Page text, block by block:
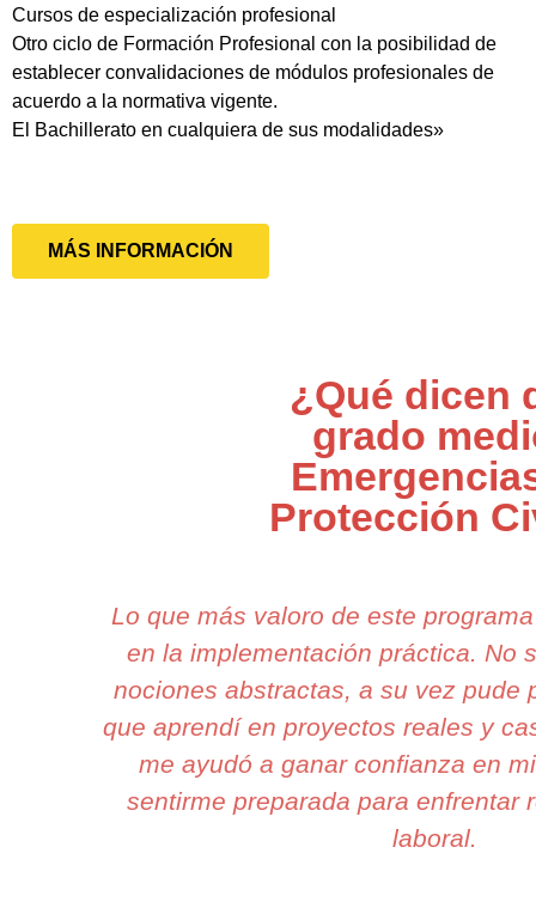
Cursos de especialización profesional
Otro ciclo de Formación Profesional con la posibilidad de
establecer convalidaciones de módulos profesionales de
acuerdo a la normativa vigente.
El Bachillerato en cualquiera de sus modalidades»
MÁS INFORMACIÓN
¿Qué dicen
grado
Protección
Lo que más valoro de este
en la implementación práctica. No
nociones abstractas, a su vez pude
que aprendí en proyectos reales y
me ayudó a ganar confianza en
sentirme preparada para enfrentar
laboral.